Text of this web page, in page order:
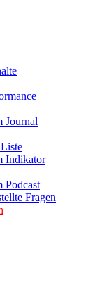
Journal
Indikator
Podcast
Fragen